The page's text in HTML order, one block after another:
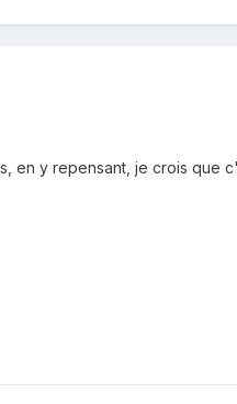
en y repensant, je crois que